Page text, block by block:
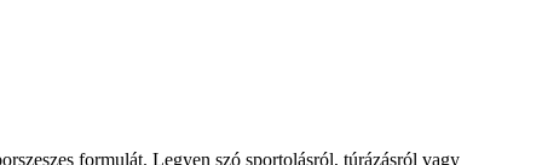
formulát. Legyen szó sportolásról, túrázásról vagy